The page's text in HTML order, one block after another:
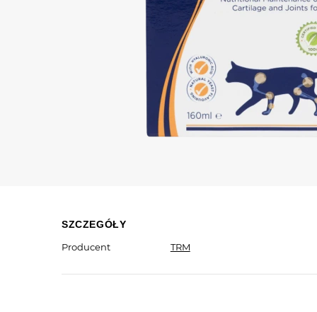
SZCZEGÓŁY
Producent
TRM